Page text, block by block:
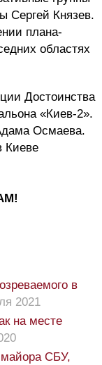
Сергей Князев.
плана-
областях
Достоинства
«Киев-2».
Осмаева.
Киеве
в
2021
на месте
майора СБУ,